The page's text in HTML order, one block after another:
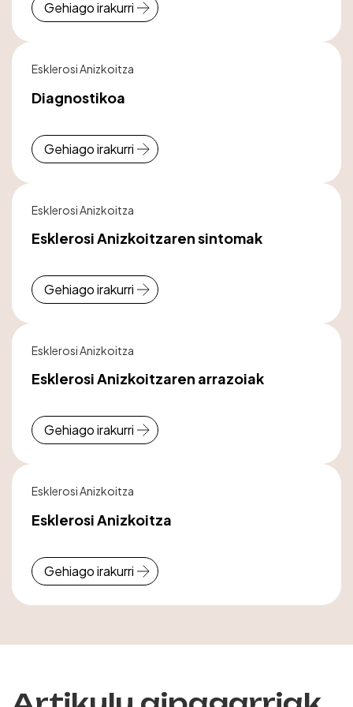
Gehiago irakurri
Esklerosi Anizkoitza
Diagnostikoa
Gehiago irakurri
Esklerosi Anizkoitza
Esklerosi Anizkoitzaren sintomak
Gehiago irakurri
Esklerosi Anizkoitza
Esklerosi Anizkoitzaren arrazoiak
Gehiago irakurri
Esklerosi Anizkoitza
Esklerosi Anizkoitza
Gehiago irakurri